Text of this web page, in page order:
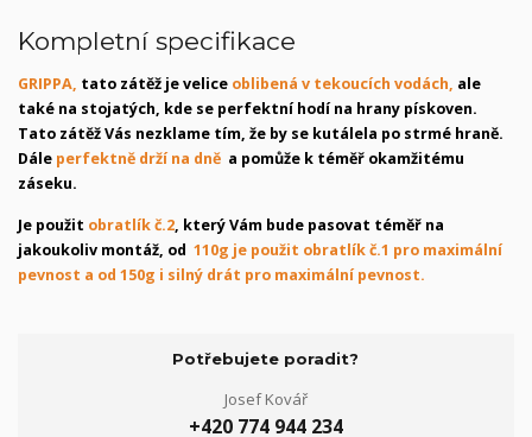
Kompletní specifikace
GRIPPA, tato zátěž je velice oblibená v tekoucích vodách, ale
také na stojatých, kde se perfektní hodí na hrany pískoven.
Tato zátěž Vás nezklame tím, že by se kutálela po strmé hraně.
Dále perfektně drží na dně a pomůže k téměř okamžitému
záseku.
Je použit obratlík č.2, který Vám bude pasovat téměř na
jakoukoliv montáž, od 110g je použit obratlík č.1 pro maximální
pevnost a od 150g i silný drát pro maximální pevnost.
Potřebujete poradit?
Josef Kovář
+420 774 944 234